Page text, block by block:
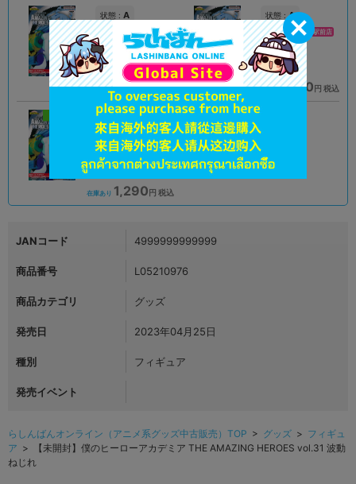
状態 : A
オンライン
在庫あり 1,520円 税込
状態 :A
イオンモール旭川駅前店
在庫あり 1,690 円 税込
未開封
新潟店
在庫あり 1,290 円 税込
JANコード 4999999999999
商品番号 L05210976
商品カテゴリ グッズ
発売日 2023年04月25日
種別 フィギュア
発売イベント
らしんばんオンライン（アニメ系グッズ中古販売）TOP > グッズ > フィギュ
ア > 【未開封】僕のヒーローアカデミア THE AMAZING HEROES vol.31 波動
ねじれ